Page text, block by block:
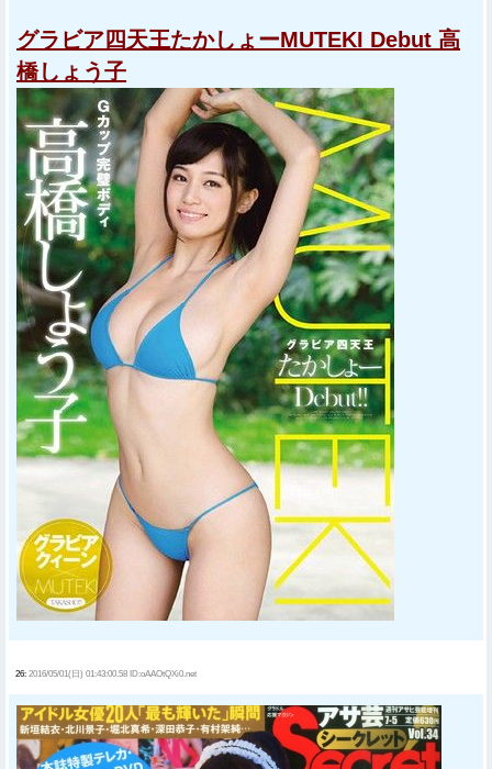
グラビア四天王たかしょーMUTEKI Debut 高
橋しょう子
26: 2016/05/01(日) 01:43:00.58 ID:oAAOtQXi0.net